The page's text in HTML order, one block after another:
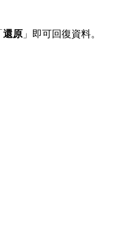
還原 」即可回復資料。